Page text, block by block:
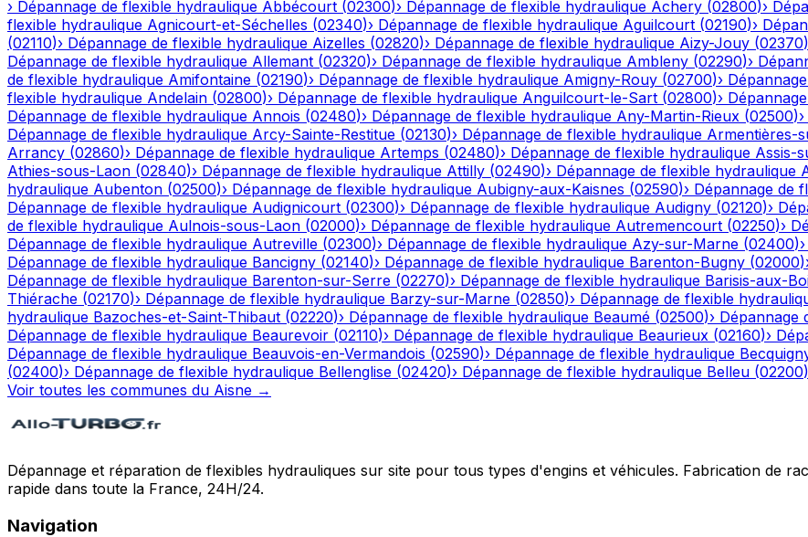
› Dépannage de flexible hydraulique Abbécourt (02300)› Dépannage de flexible hydraulique Achery (02800)›
flexible hydraulique Agnicourt-et-Séchelles (02340)› Dépannage de flexible hydraulique Aguilcourt (02190)›
(02110)› Dépannage de flexible hydraulique Aizelles (02820)› Dépannage de flexible hydraulique Aizy-Jouy (02370)
Dépannage de flexible hydraulique Allemant (02320)› Dépannage de flexible hydraulique Ambleny (02290)›
de flexible hydraulique Amifontaine (02190)› Dépannage de flexible hydraulique Amigny-Rouy (02700)›
flexible hydraulique Andelain (02800)› Dépannage de flexible hydraulique Anguilcourt-le-Sart (02800)›
Dépannage de flexible hydraulique Annois (02480)› Dépannage de flexible hydraulique Any-Martin-Rieux (02500)›
Dépannage de flexible hydraulique Arcy-Sainte-Restitue (02130)› Dépannage de flexible hydraulique Armentières-
Arrancy (02860)› Dépannage de flexible hydraulique Artemps (02480)› Dépannage de flexible hydraulique Assis-
Athies-sous-Laon (02840)› Dépannage de flexible hydraulique Attilly (02490)› Dépannage de flexible hydraulique
hydraulique Aubenton (02500)› Dépannage de flexible hydraulique Aubigny-aux-Kaisnes (02590)› Dépannage de
Dépannage de flexible hydraulique Audignicourt (02300)› Dépannage de flexible hydraulique Audigny (02120)›
de flexible hydraulique Aulnois-sous-Laon (02000)› Dépannage de flexible hydraulique Autremencourt (02250)›
Dépannage de flexible hydraulique Autreville (02300)› Dépannage de flexible hydraulique Azy-sur-Marne (02400)›
Dépannage de flexible hydraulique Bancigny (02140)› Dépannage de flexible hydraulique Barenton-Bugny (02000)
Dépannage de flexible hydraulique Barenton-sur-Serre (02270)› Dépannage de flexible hydraulique Barisis-aux-
Thiérache (02170)› Dépannage de flexible hydraulique Barzy-sur-Marne (02850)› Dépannage de flexible
hydraulique Bazoches-et-Saint-Thibaut (02220)› Dépannage de flexible hydraulique Beaumé (02500)› Dépannage
Dépannage de flexible hydraulique Beaurevoir (02110)› Dépannage de flexible hydraulique Beaurieux (02160)›
Dépannage de flexible hydraulique Beauvois-en-Vermandois (02590)› Dépannage de flexible hydraulique
(02400)› Dépannage de flexible hydraulique Bellenglise (02420)› Dépannage de flexible hydraulique Belleu (02200)
Voir toutes les communes du Aisne →
Dépannage et réparation de flexibles hydrauliques sur site pour tous types d'engins et véhicules. Fabrication de
rapide dans toute la France, 24H/24.
Navigation